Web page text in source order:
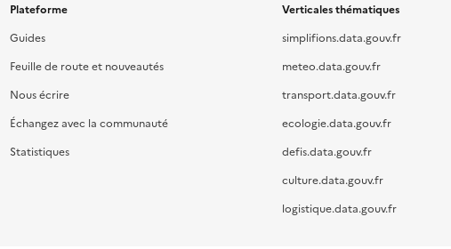
Plateforme
Guides
Feuille de route et nouveautés
Nous écrire
Échangez avec la communauté
Statistiques
Verticales thématiques
simplifions.data.gouv.fr
meteo.data.gouv.fr
transport.data.gouv.fr
ecologie.data.gouv.fr
defis.data.gouv.fr
culture.data.gouv.fr
logistique.data.gouv.fr